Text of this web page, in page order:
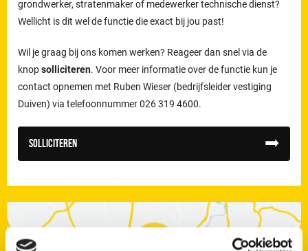
grondwerker, stratenmaker of medewerker technische dienst?
Wellicht is dit wel de functie die exact bij jou past!
Wil je graag bij ons komen werken? Reageer dan snel via de
knopsolliciteren. Voor meer informatie over de functie kun je
contact opnemen met Ruben Wieser (bedrijfsleider vestiging
Duiven) via telefoonnummer 026 319 4600.
Solliciteren